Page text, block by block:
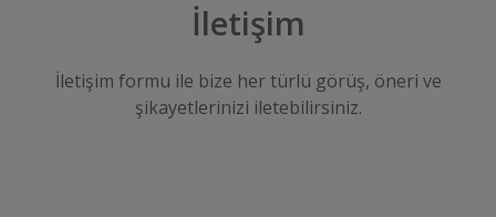
İletişim
İletişim formu ile bize her türlü görüş, öneri ve
şikayetlerinizi iletebilirsiniz.